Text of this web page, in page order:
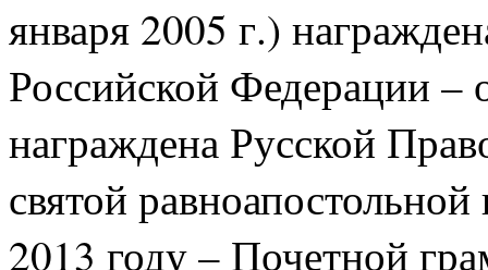
января 2005 г.)
Российской Федерации –
награждена Русской
святой
2013 году – Почетной